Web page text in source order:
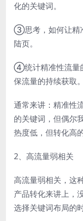
化的关键词。
③思考，如何让精
陆页。
④统计精准性流量
保流量的持续获取。
通常来讲：精准性
的关键词，但偶尔
热度低，但转化高的
2、高流量弱相关
高流量弱相关，这
产品转化来讲上，
选择关键词布局的